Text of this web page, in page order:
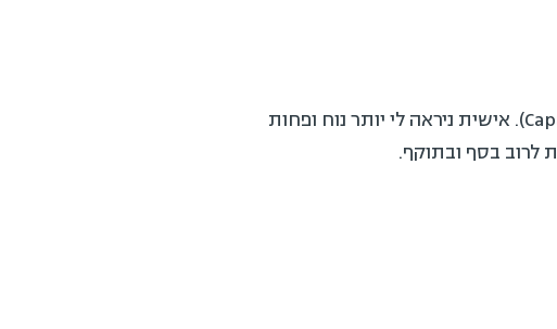
קיים שינוי סמנטי (אולי עקרוני) בטרמינולוגיה מכשירות (Competency) ליכולת (Capability). אישית ניראה לי יותר נוח ופחות
לרוב בסף ובתוקף.